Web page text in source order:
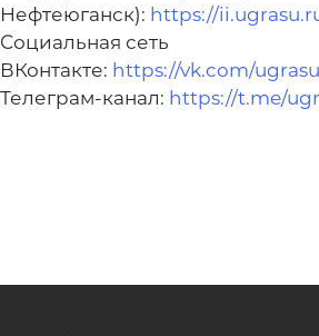
Нефтеюганск): https://
Социальная сеть
ВКонтакте: https://vk.com/
Телеграм-канал: https://t.me/